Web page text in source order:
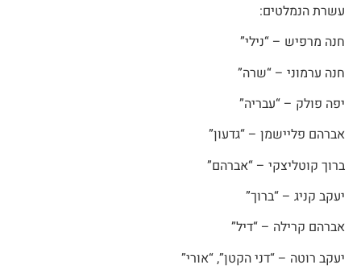
עשרת הנמלטים:
חנה מרפיש – “נילי”
חנה ערמוני – “שרה”
יפה פולק – “עבריה”
אברהם פליישמן – “גדעון”
ברוך קוטליצקי – “אברהם”
יעקב קניג – “ברוך”
אברהם קרילה – “דיל”
יעקב רוטה – “דני הקטן”, “אורי”